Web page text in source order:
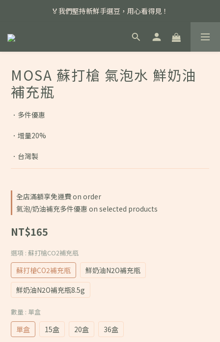
📣 本月主打特殊處理咖啡豆，任選超優惠！
🏅我們堅持新鮮手選豆，用心看得見！
📣 📣 新加入會員即享百元購物金，消費滿額再享免運費！
MOSA 蘇打槍 氣泡水 鮮奶油
補充瓶
．多件優惠
．增量20%
．台灣製
全店滿額享免運費 on order
氣泡/奶油補充多件優惠 on selected products
NT$165
選項 : 蘇打槍CO2補充瓶
蘇打槍CO2補充瓶
鮮奶油N2O補充瓶
鮮奶油N2O補充瓶8.5g
數量 : 單盒
單盒 15盒 20盒 36盒